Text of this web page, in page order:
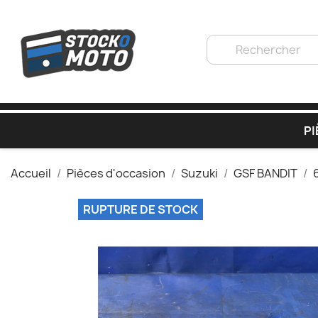
Accueil Pièces d'occasion Suzuki GSF BANDIT
RUPTURE DE STOCK